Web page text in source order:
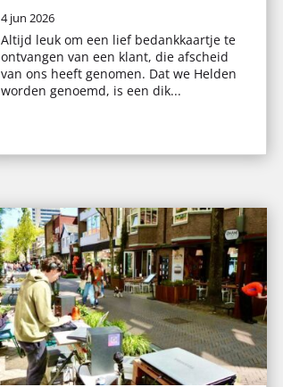
4 jun 2026
Altijd leuk om een lief bedankkaartje te
ontvangen van een klant, die afscheid
van ons heeft genomen. Dat we Helden
worden genoemd, is een dik...